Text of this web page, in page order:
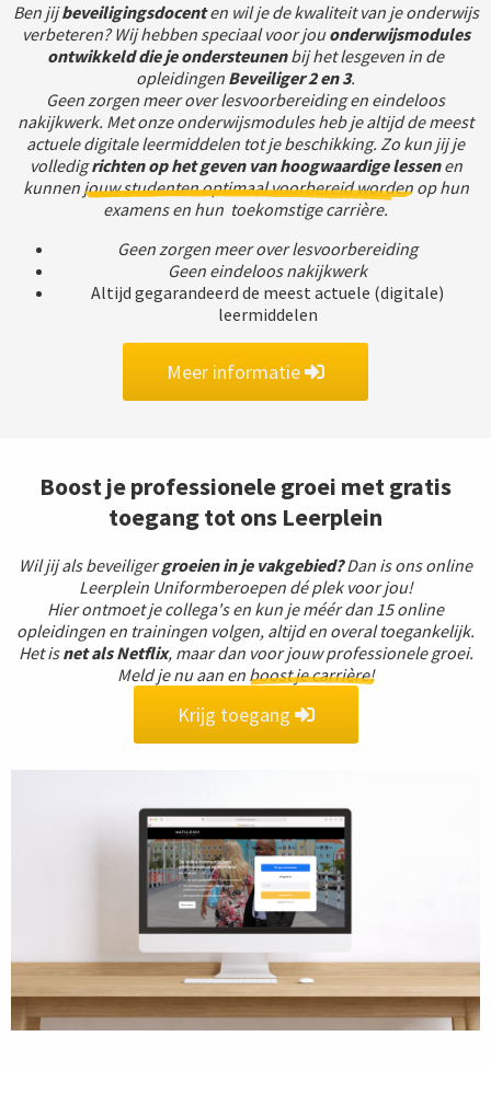
Ben jijbeveiligingsdocenten wil je de kwaliteit van je onderwijs
verbeteren? Wij hebben speciaal voor jouonderwijsmodules
ontwikkeld die je ondersteunenbij het lesgeven in de
opleidingen Beveiliger 2en3.
Geen zorgen meer over lesvoorbereiding en eindeloos
nakijkwerk. Met onze onderwijsmodules heb je altijd de meest
actuele digitale leermiddelen tot je beschikking. Zo kun jij je
volledigrichten op het geven van hoogwaardige lessenen
kunnen jouw studenten optimaal voorbereid wordenop hun
examens en hun toekomstige carrière.
Geen zorgen meer over lesvoorbereiding
Geen eindeloos nakijkwerk
Altijd gegarandeerd de meest actuele (digitale)
leermiddelen
Meer informatie
Boost je professionele groei met gratis
toegang tot ons Leerplein
Wil jij als beveiligergroeien in je vakgebied?Dan is ons online
Leerplein Uniformberoepen dé plek voor jou!
Hier ontmoet je collega's en kun je méér dan 15 online
opleidingen en trainingen volgen, altijd en overal toegankelijk.
Het isnet als Netflix, maar dan voor jouw professionele groei.
Meld je nu aan en boost je carrière!
Krijg toegang